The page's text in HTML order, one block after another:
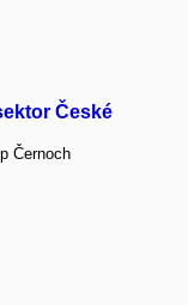
České
Černoch